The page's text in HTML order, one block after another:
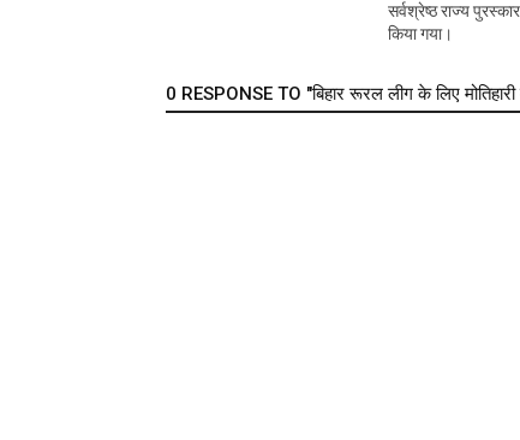
सर्वश्रेष्ठ राज्य
किया गया।
0 RESPONSE TO "बिहार रूरल लीग के लिए मोतिहारी